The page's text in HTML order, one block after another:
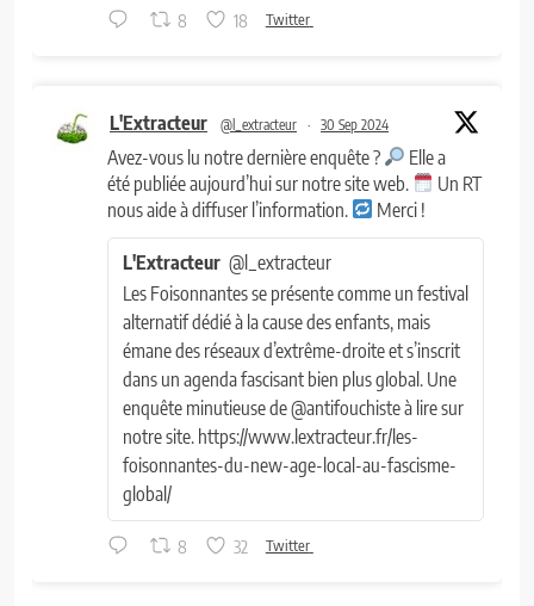
8 18 Twitter
L'Extracteur @l_extracteur · 30 Sep 2024
Avez-vous lu notre dernière enquête ?
Elle a
été publiée aujourd’hui sur notre site web.
Un RT
nous aide à diffuser l’information.
Merci !
L'Extracteur @l_extracteur
Les Foisonnantes se présente comme un festival
alternatif dédié à la cause des enfants, mais
émane des réseaux d’extrême-droite et s’inscrit
dans un agenda fascisant bien plus global. Une
enquête minutieuse de @antifouchiste à lire sur
notre site. https://www.lextracteur.fr/les-
foisonnantes-du-new-age-local-au-fascisme-
global/
8 32 Twitter